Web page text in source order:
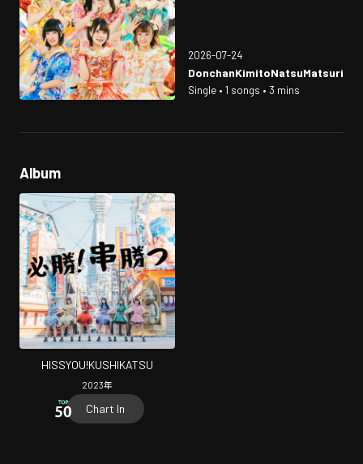
2026-07-24
DonchanKimitoNatsuMatsuri
Single • 1 songs • 3 mins
Album
HISSYOU!KUSHIKATSU
2023年
Chart In